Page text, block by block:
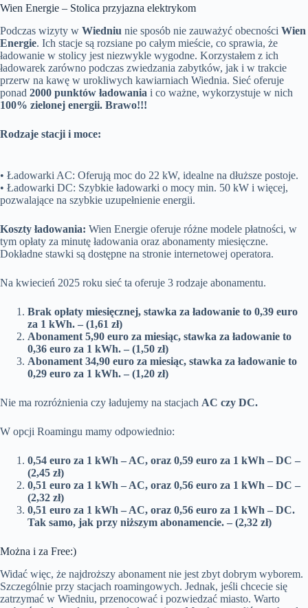
Wien Energie – Stolica przyjazna elektrykom
Podczas wizyty w Wiedniu nie sposób nie zauważyć obecności Wien
Energie. Ich stacje są rozsiane po całym mieście, co sprawia, że
ładowanie w stolicy jest niezwykle wygodne. Korzystałem z ich
ładowarek zarówno podczas zwiedzania zabytków, jak i w trakcie
przerw na kawę w urokliwych kawiarniach Wiednia. Sieć oferuje
ponad 2000 punktów ładowania i co ważne, wykorzystuje w nich
100% zielonej energii. Brawo!!!
Rodzaje stacji i moce:
• Ładowarki AC: Oferują moc do 22 kW, idealne na dłuższe postoje.
• Ładowarki DC: Szybkie ładowarki o mocy min. 50 kW i więcej,
pozwalające na szybkie uzupełnienie energii.
Koszty ładowania: Wien Energie oferuje różne modele płatności, w
tym opłaty za minutę ładowania oraz abonamenty miesięczne.
Dokładne stawki są dostępne na stronie internetowej operatora.
Na kwiecień 2025 roku sieć ta oferuje 3 rodzaje abonamentu.
Brak opłaty miesięcznej, stawka za ładowanie to 0,39 euro
za 1 kWh. – (1,61 zł)
Abonament 5,90 euro za miesiąc, stawka za ładowanie to
0,36 euro za 1 kWh. – (1,50 zł)
Abonament 34,90 euro za miesiąc, stawka za ładowanie to
0,29 euro za 1 kWh. – (1,20 zł)
Nie ma rozróżnienia czy ładujemy na stacjach AC czy DC.
W opcji Roamingu mamy odpowiednio:
0,54 euro za 1 kWh – AC, oraz 0,59 euro za 1 kWh – DC –
(2,45 zł)
0,51 euro za 1 kWh – AC, oraz 0,56 euro za 1 kWh – DC –
(2,32 zł)
0,51 euro za 1 kWh – AC, oraz 0,56 euro za 1 kWh – DC.
Tak samo, jak przy niższym abonamencie. – (2,32 zł)
Można i za Free:)
Widać więc, że najdroższy abonament nie jest zbyt dobrym wyborem.
Szczególnie przy stacjach roamingowych. Jednak, jeśli chcecie się
zatrzymać w Wiedniu, przenocować i pozwiedzać miasto. Warto